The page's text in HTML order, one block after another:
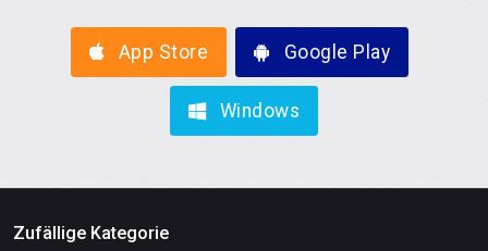
App Store Google Play
Windows
Zufällige Kategorie